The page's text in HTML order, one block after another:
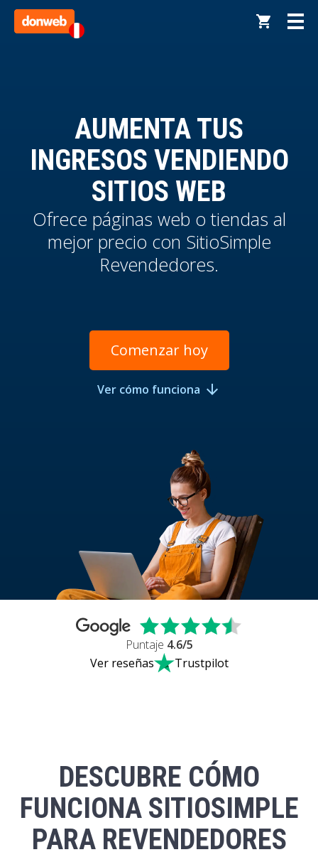
AUMENTA TUS
INGRESOS VENDIENDO
SITIOS WEB
Ofrece páginas web o tiendas al
mejor precio con SitioSimple
Revendedores.
Comenzar hoy
Ver cómo funciona arrow_downward
Puntaje 4.6/5
Ver reseñas
Trustpilot
DESCUBRE CÓMO
FUNCIONA SITIOSIMPLE
PARA REVENDEDORES